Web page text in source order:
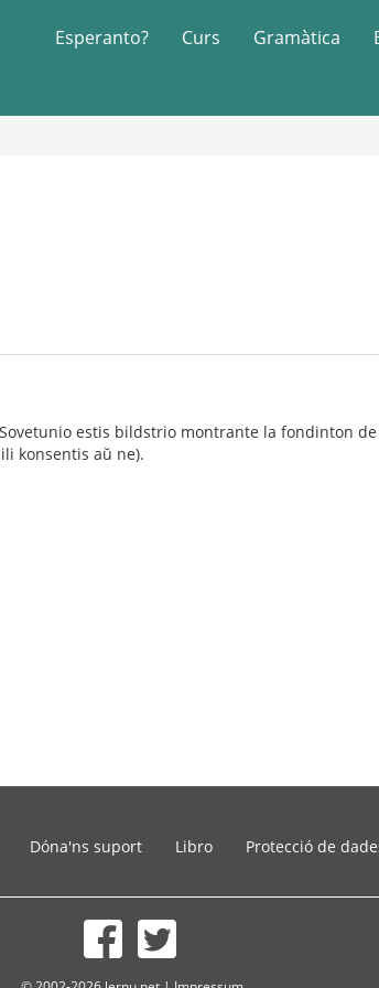
Esperanto? Curs Gramàtica
estis bildstrio montrante la fondinton
konsentis aŭ ne).
Dóna'ns suport Libro Protecció de